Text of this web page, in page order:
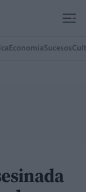
EconomíaSucesos